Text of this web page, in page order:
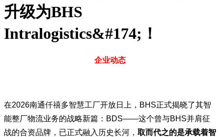
升级为BHS
Intralogistics&#174;！
企业动态
在2026南通仟禧多智慧工厂开放日上， BHS正式揭晓了其智
能整厂物流业务的战略新篇：BDS——这个曾与BHS并肩征
战的合资品牌，已正式融入历史长河， 取而代之的是承载着智